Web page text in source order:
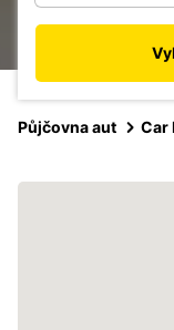
Půjčovna aut Car